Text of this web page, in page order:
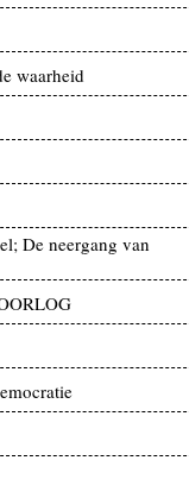
waarheid
De neergang van